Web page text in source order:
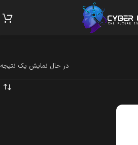
در حال نمایش یک نتیجه